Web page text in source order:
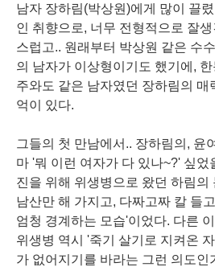
남자 장하림(박상원)에게 많이 끌
인 취향으로, 너무 전형적으로 잘
스럽고.. 원래부터 박상원 같은 수
의 남자가 이상형이기도 했기에,
주와도 같은 남자였던 장하림의 매
억이 있다.
그들의 첫 만남에서.. 장하림의, 윤
마 '뭐 이런 여자가 다 있나~?' 싶었
진을 위해 위생병으로 왔던 하림의
남산만 해 가지고, 다짜고짜 칼 들
엄청 경계하는 모습'이었다. 다른
위생병 역시 '죽기 살기로 지켜온
가 없어지기를 바라는 그런 의도인